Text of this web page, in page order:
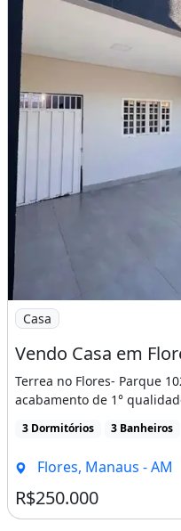
Imagem: Vendo Casa
Casa
Terrea no Flores- Parque
acabamento de 1°
3 Dormitórios 3 Banheiros
Flores, Manaus - AM
R$250.000